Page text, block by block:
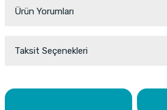
Ürün Yorumları
Yorum Yaz
Taksit Seçenekleri